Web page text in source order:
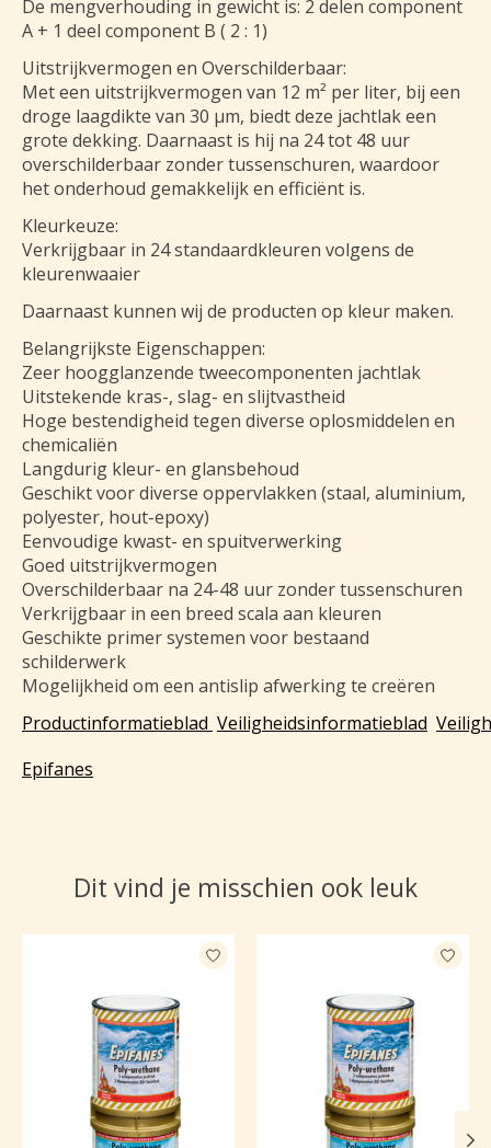
De mengverhouding in gewicht is: 2 delen component
A + 1 deel component B ( 2 : 1)
Uitstrijkvermogen en Overschilderbaar:
Met een uitstrijkvermogen van 12 m² per liter, bij een
droge laagdikte van 30 µm, biedt deze jachtlak een
grote dekking. Daarnaast is hij na 24 tot 48 uur
overschilderbaar zonder tussenschuren, waardoor
het onderhoud gemakkelijk en efficiënt is.
Kleurkeuze:
Verkrijgbaar in 24 standaardkleuren volgens de
kleurenwaaier
Daarnaast kunnen wij de producten op kleur maken.
Belangrijkste Eigenschappen:
Zeer hoogglanzende tweecomponenten jachtlak
Uitstekende kras-, slag- en slijtvastheid
Hoge bestendigheid tegen diverse oplosmiddelen en
chemicaliën
Langdurig kleur- en glansbehoud
Geschikt voor diverse oppervlakken (staal, aluminium,
polyester, hout-epoxy)
Eenvoudige kwast- en spuitverwerking
Goed uitstrijkvermogen
Overschilderbaar na 24-48 uur zonder tussenschuren
Verkrijgbaar in een breed scala aan kleuren
Geschikte primer systemen voor bestaand
schilderwerk
Mogelijkheid om een antislip afwerking te creëren
Productinformatieblad Veiligheidsinformatieblad
Epifanes
Dit vind je misschien ook leuk
Items van productcarrousel